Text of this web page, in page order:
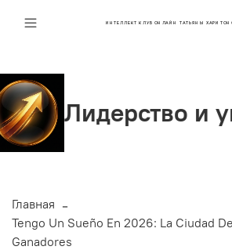
ИНТЕЛЛЕКТ КЛУБ ОНЛАЙН ТАТЬЯНЫ
и
Главная
Tengo Un Sueño En 2026: La Ciudad
Ganadores